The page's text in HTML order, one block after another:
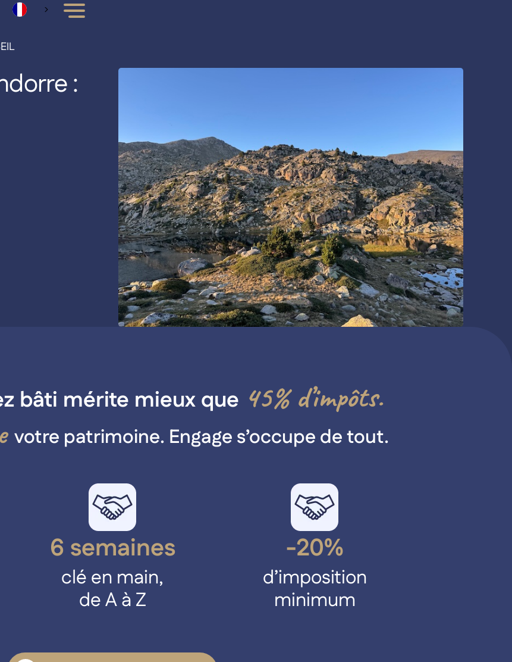
:
bâti mérite mieux que 45% d’impôts.
votre patrimoine. Engage s’occupe de tout.
6 semaines
clé en main,
de A à Z
-20%
d’imposition
minimum